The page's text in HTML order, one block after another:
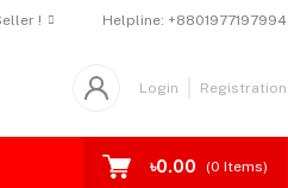
! Helpline: +8801977197994
Login Registration
৳0.00 (0 Items)